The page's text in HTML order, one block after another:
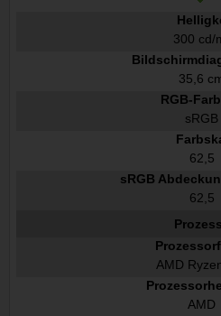
300 cd/
35,6
RGB-
sRGB
62,5
sRGB
62,5
AMD
AMD